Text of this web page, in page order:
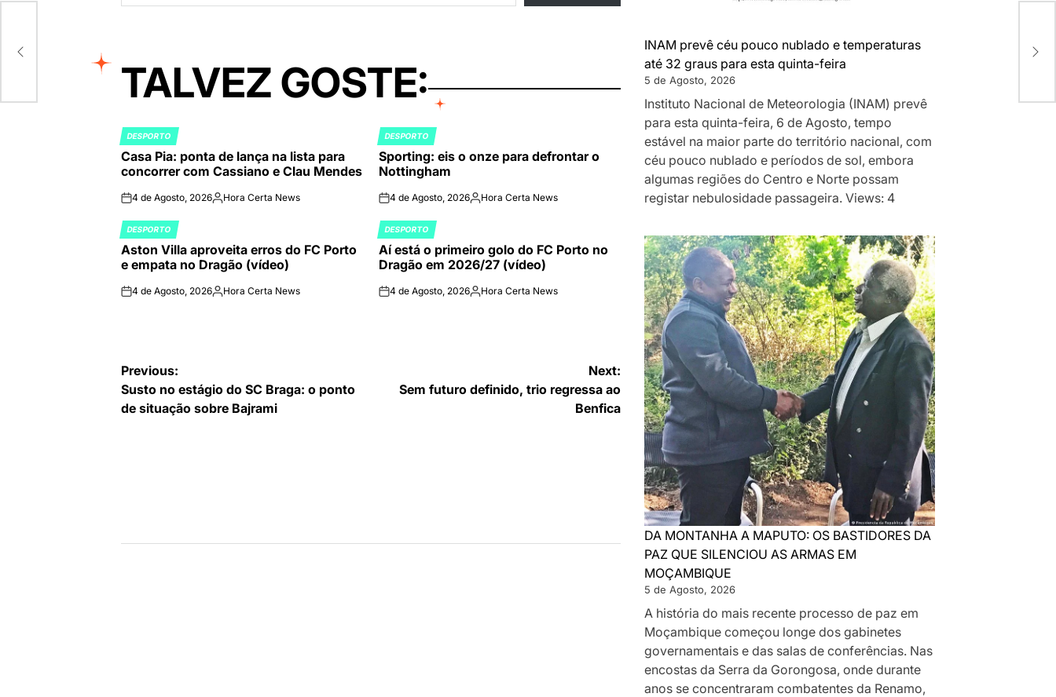
TALVEZ GOSTE:
POSTED
IN
DESPORTO
Casa Pia: ponta de lança na lista para
concorrer com Cassiano e Clau Mendes
on4 de Agosto, 2026Publicado
Hora Certa News
POSTED
IN
DESPORTO
Sporting: eis o onze para defrontar o
Nottingham
on4 de Agosto, 2026Publicado
Hora Certa News
POSTED
IN
DESPORTO
Aston Villa aproveita erros do FC Porto
e empata no Dragão (vídeo)
on4 de Agosto, 2026Publicado
Hora Certa News
POSTED
IN
DESPORTO
Aí está o primeiro golo do FC Porto no
Dragão em 2026/27 (vídeo)
on4 de Agosto, 2026Publicado
Hora Certa News
Navegação
de
Previous:
Susto no estágio do SC Braga: o ponto
de situação sobre Bajrami
Next:
Sem futuro definido, trio regressa ao
Benfica
INAM prevê céu pouco nublado e temperaturas
até 32 graus para esta quinta-feira
5 de Agosto, 2026
Instituto Nacional de Meteorologia (INAM) prevê
para esta quinta-feira, 6 de Agosto, tempo
estável na maior parte do território nacional, com
céu pouco nublado e períodos de sol, embora
algumas regiões do Centro e Norte possam
registar nebulosidade passageira. Views: 4
DA MONTANHA A MAPUTO: OS BASTIDORES DA
PAZ QUE SILENCIOU AS ARMAS EM
MOÇAMBIQUE
5 de Agosto, 2026
A história do mais recente processo de paz em
Moçambique começou longe dos gabinetes
governamentais e das salas de conferências. Nas
encostas da Serra da Gorongosa, onde durante
anos se concentraram combatentes da Renamo,